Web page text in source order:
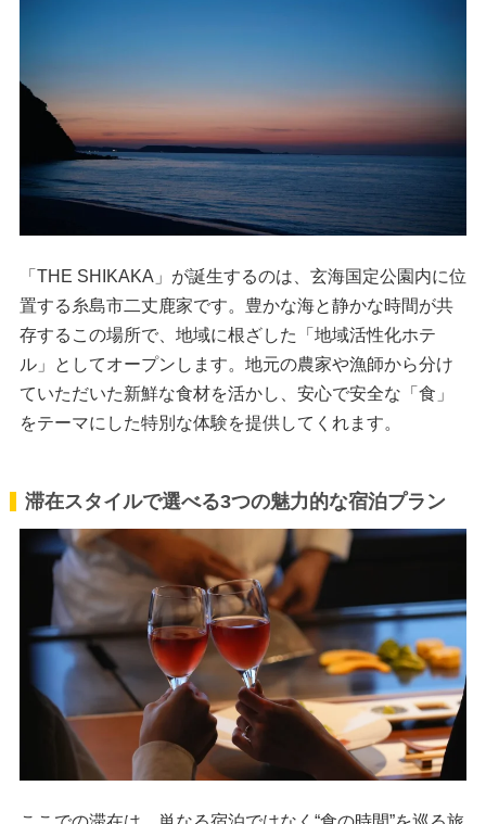
「THE SHIKAKA」が誕生するのは、玄海国定公園内に位
置する糸島市二丈鹿家です。豊かな海と静かな時間が共
存するこの場所で、地域に根ざした「地域活性化ホテ
ル」としてオープンします。地元の農家や漁師から分け
ていただいた新鮮な食材を活かし、安心で安全な「食」
をテーマにした特別な体験を提供してくれます。
滞在スタイルで選べる3つの魅力的な宿泊プラン